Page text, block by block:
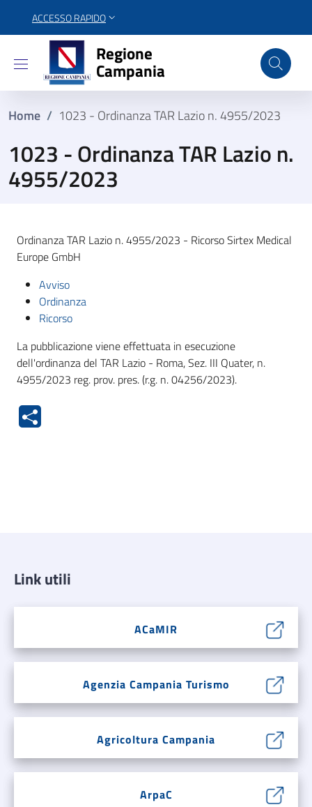
ACCESSO RAPIDO
Regione Campania
Regione
Campania
Home / 1023 - Ordinanza TAR Lazio n. 4955/2023
1023 - Ordinanza TAR Lazio n.
4955/2023
Ordinanza TAR Lazio n. 4955/2023 - Ricorso Sirtex Medical
Europe GmbH
Avviso
Ordinanza
Ricorso
La pubblicazione viene effettuata in esecuzione
dell'ordinanza del TAR Lazio - Roma, Sez. III Quater, n.
4955/2023 reg. prov. pres. (r.g. n. 04256/2023).
Link utili
ACaMIR
Agenzia Campania Turismo
Agricoltura Campania
ArpaC